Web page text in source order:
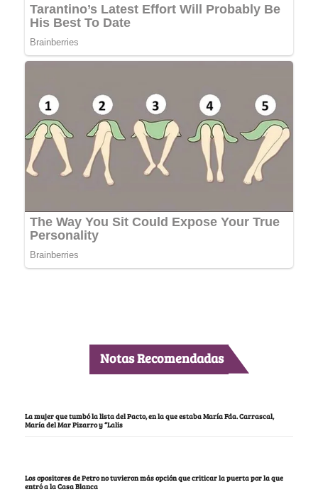
Notas Recomendadas
La mujer que tumbó la lista del Pacto, en la que estaba María Fda. Carrascal,
María del Mar Pizarro y “Lalis
Los opositores de Petro no tuvieron más opción que criticar la puerta por la que
entró a la Casa Blanca